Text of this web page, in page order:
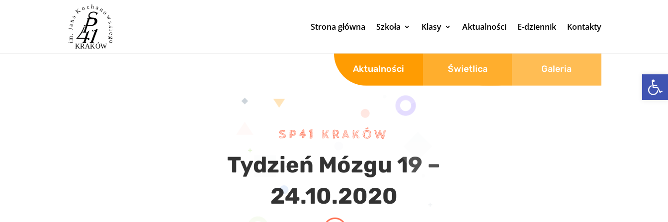
Strona główna Szkoła Klasy Aktualności E-dziennik Kontakty
Aktualności Świetlica Galeria
SP41 KRAKÓW
Tydzień Mózgu 19 –
24.10.2020